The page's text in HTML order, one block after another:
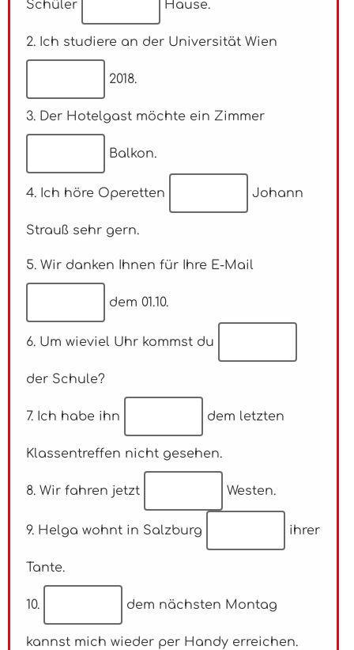
Schüler Hause.
2. Ich studiere an der Universität Wien
2018.
3. Der Hotelgast möchte ein Zimmer
Balkon.
4. Ich höre Operetten Johann
Strauß sehr gern.
5. Wir danken Ihnen für Ihre E-Mail
dem 01.10.
6. Um wieviel Uhr kommst du
der Schule?
7. Ich habe ihn dem letzten
Klassentreffen nicht gesehen.
8. Wir fahren jetzt Westen.
9. Helga wohnt in Salzburg ihrer
Tante.
10. dem nächsten Montag
kannst mich wieder per Handy erreichen.